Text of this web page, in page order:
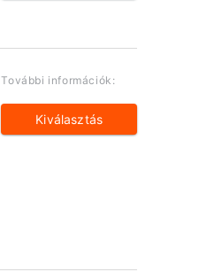
További információk:
Kiválasztás